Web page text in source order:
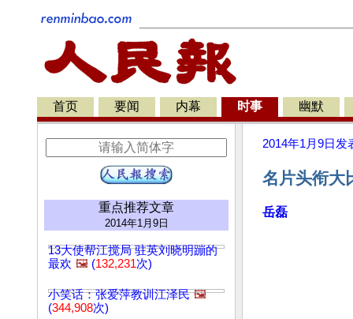
首页 要闻 内幕 时事 幽默
重点推荐文章
2014年1月9日
13大使帮江搅局 驻英刘晓明蹦的
最欢 🖼️ (132,231次)
小笑话：张爱萍教训江泽民 🖼️
(344,908次)
2014年1月9日 发
名片头衔大
岳磊